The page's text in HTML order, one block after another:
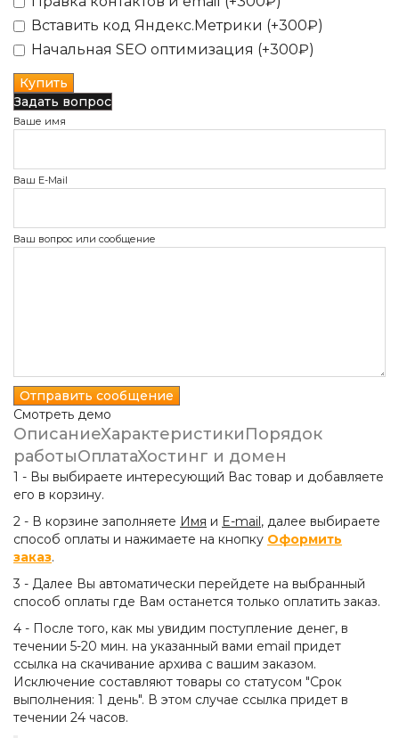
Вставить код Яндекс.Метрики (+300₽)
Начальная SEO оптимизация (+300₽)
Задать вопрос
Ваше имя
Ваш E-Mail
Ваш вопрос или сообщение
Смотреть демо
ОписаниеХарактеристикиПорядок
работыОплатаХостинг и домен
1 - Вы выбираете интересующий Вас товар и добавляете
его в корзину.
2 - В корзине заполняете Имя и E-mail, далее выбираете
способ оплаты и нажимаете на кнопку Оформить
заказ.
3 - Далее Вы автоматически перейдете на выбранный
способ оплаты где Вам останется только оплатить заказ.
4 - После того, как мы увидим поступление денег, в
течении 5-20 мин. на указанный вами email придет
ссылка на скачивание архива с вашим заказом.
Исключение составляют товары со статусом "Срок
выполнения: 1 день". В этом случае ссылка придет в
течении 24 часов.